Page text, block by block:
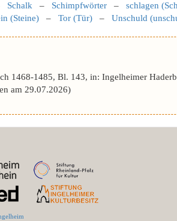
Schalk – Schimpfwörter – schlagen
(Steine) – Tor (Tür) – Unschuld
1468-1485, Bl. 143, in: Ingelheimer
am 29.07.2026)